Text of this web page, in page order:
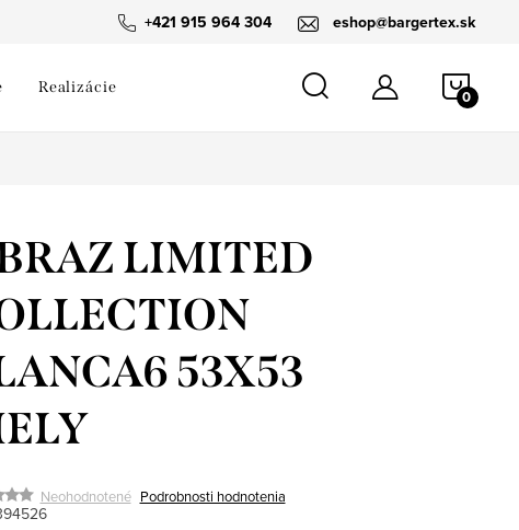
+421 915 964 304 eshop@bargertex.sk
Realizácie
LIMITED
53X53
Neohodnotené Podrobnosti hodnotenia